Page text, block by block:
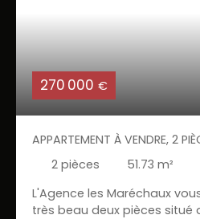
270 000 €
APPARTEMENT À VENDRE, 2
2 pièces 51.73 m²
L'Agence les Maréchaux
très beau deux pièces situé